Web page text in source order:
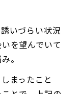
いづらい状況
を望んでいて
。
まったこと